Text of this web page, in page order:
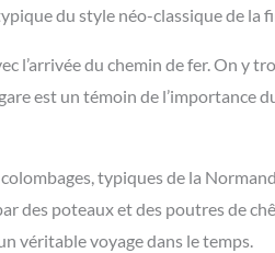
du style néo-classique de la
l’arrivée du chemin de fer. On y
est un témoin de l’importance
typiques de la
des poteaux et des poutres de
véritable voyage dans le temps.